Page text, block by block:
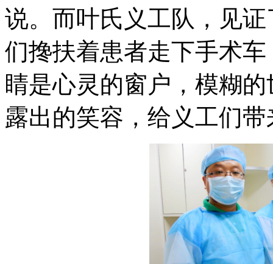
说。而叶氏义工队，见
们搀扶着患者走下手术
睛是心灵的窗户，模糊
露出的笑容，给义工们